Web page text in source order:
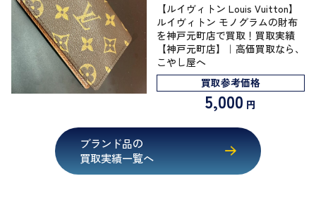
【ルイヴィトン Louis Vuitton】
ルイヴィトン モノグラムの財布
を神戸元町店で買取！買取実績
【神戸元町店】｜高価買取なら、
こやし屋へ
買取参考価格
5,000 円
ブランド品の
買取実績一覧へ